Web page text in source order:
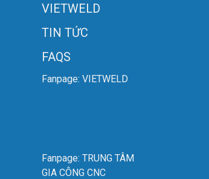
VIETWELD
TIN TỨC
FAQS
Fanpage: VIETWELD
Fanpage: TRUNG TÂM
GIA CÔNG CNC